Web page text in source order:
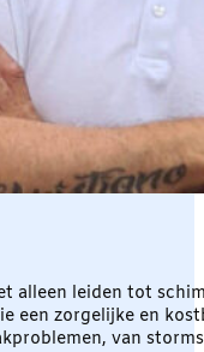
alleen leiden tot
een zorgelijke en
van